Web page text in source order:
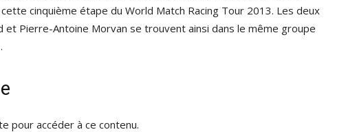
cinquième étape du World Match Racing Tour 2013. Les deux
et Pierre-Antoine Morvan se trouvent ainsi dans le même groupe
pour accéder à ce contenu.